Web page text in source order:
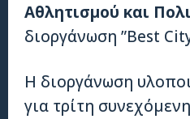
Αθλητισμού και
διοργάνωση ”Best
Η διοργάνωση
για τρίτη